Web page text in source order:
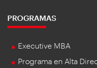
PROGRAMAS
Executive MBA
Programa en Alta